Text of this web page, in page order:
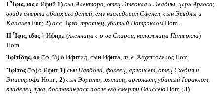
I Ἶφις, ιοςὁ Ифий 1) сын Алектора, отец Этеокла и Эвадны, царь Аргоса;
ввиду смерти обоих его детей, ему наследовал Сфенел, сын Эвадны и
КапанеяEur.; 2) acc. Ἰφεα, троянец, убитый ПатрокломHom.
II Ἶφις, ιδοςἡ Ифида (пленница с о-ва Скирос, наложница Патрокла)
Hom.
Ἰφῐτίδης, ου(ῑφ, ῐδ) ὁ Ифитид, сын Ифита, т. е. Ἀρχεπτόλεμος Hom.
Ἴφῐτος(ῑφ) ὁ Ифит 1) сын Навбола, фокеец, аргонавт, отец Схедия и
Эпистрофа Hom.; 2) сын Эврита, эхалиец, аргонавт, убитый Гераклом,
владелец лука, доставшегося после его смерти ОдиссеюHom.; 3)